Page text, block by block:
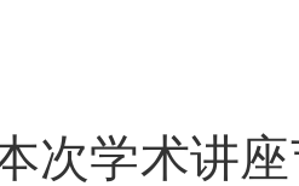
学术讲座